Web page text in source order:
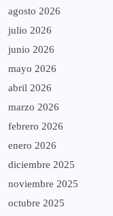
agosto 2026
julio 2026
junio 2026
mayo 2026
abril 2026
marzo 2026
febrero 2026
enero 2026
diciembre 2025
noviembre 2025
octubre 2025